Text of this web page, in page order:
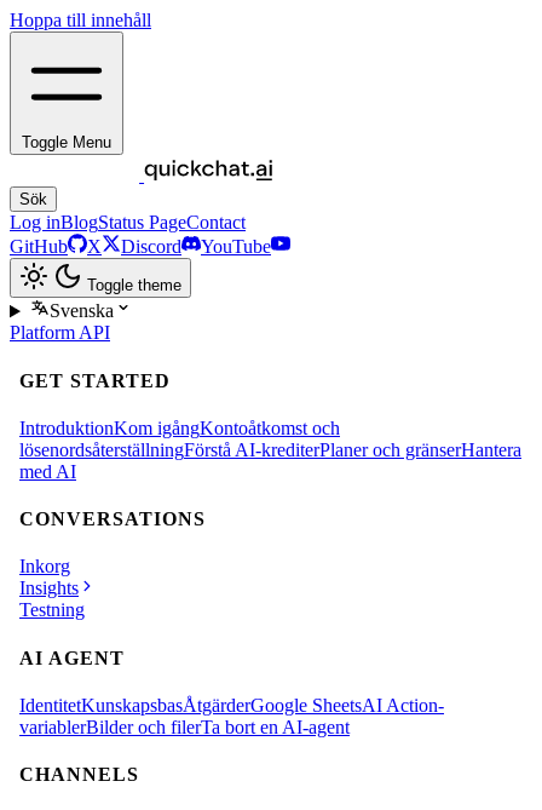
Hoppa till innehåll
Toggle Menu
Sök
Log inBlogStatus PageContact
GitHub
X Discord YouTube
Toggle theme
Svenska
Platform API
GET STARTED
IntroduktionKom igångKontoåtkomst och
lösenordsåterställningFörstå AI-krediterPlaner och gränserHantera
med AI
CONVERSATIONS
Inkorg
Insights
Testning
AI AGENT
IdentitetKunskapsbasÅtgärderGoogle SheetsAI Action-
variablerBilder och filerTa bort en AI-agent
CHANNELS